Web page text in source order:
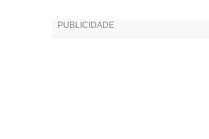
O CD foi gravado em Nova York, pelo